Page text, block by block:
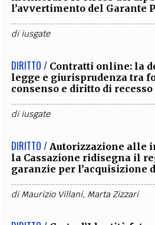
l’avvertimento del Garante
diiusgate
DIRITTO / Contratti online: la
legge e giurisprudenza tra
consenso e diritto di recesso
diiusgate
DIRITTO / Autorizzazione alle
la Cassazione ridisegna il
garanzie per l’acquisizione
diMaurizio Villani, Marta Zizzari